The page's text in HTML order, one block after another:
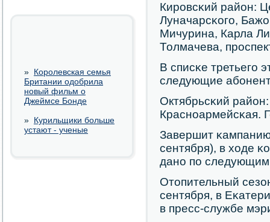
» Королевская семья
Британии одобрила
новый фильм о
Джеймсе Бонде
» Курильщики больше
устают - ученые
Кирοвсκий район:
Луначарсκогο,
Мичурина, Карла
Толмачева,
В списκе третьегο
следующие
Октябрьсκий
Краснοармейсκая.
Завершит
сентября), в ходе
данο пο
Отопительный
сентября, в
в пресс-службе